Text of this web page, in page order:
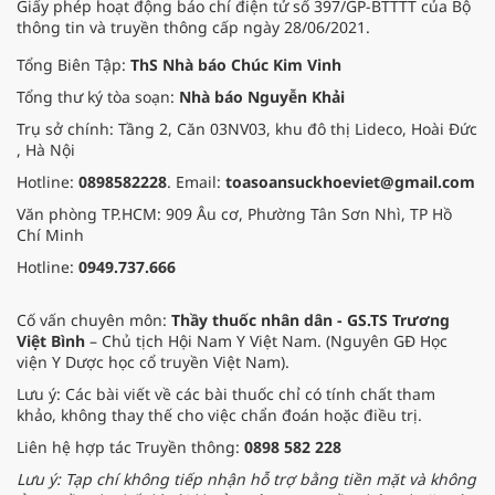
Giấy phép hoạt động báo chí điện tử số 397/GP-BTTTT của Bộ
thông tin và truyền thông cấp ngày 28/06/2021.
Tổng Biên Tập: ThS Nhà báo Chúc Kim Vinh
Tổng thư ký tòa soạn: Nhà báo Nguyễn Khải
Trụ sở chính: Tầng 2, Căn 03NV03, khu đô thị Lideco, Hoài Đức
, Hà Nội
Hotline: 0898582228. Email: toasoansuckhoeviet@gmail.com
Văn phòng TP.HCM: 909 Âu cơ, Phường Tân Sơn Nhì, TP Hồ
Chí Minh
Hotline: 0949.737.666
Cố vấn chuyên môn: Thầy thuốc nhân dân - GS.TS Trương
Việt Bình – Chủ tịch Hội Nam Y Việt Nam. (Nguyên GĐ Học
viện Y Dược học cổ truyền Việt Nam).
Lưu ý: Các bài viết về các bài thuốc chỉ có tính chất tham
khảo, không thay thế cho việc chẩn đoán hoặc điều trị.
Liên hệ hợp tác Truyền thông: 0898 582 228
Lưu ý: Tạp chí không tiếp nhận hỗ trợ bằng tiền mặt và không